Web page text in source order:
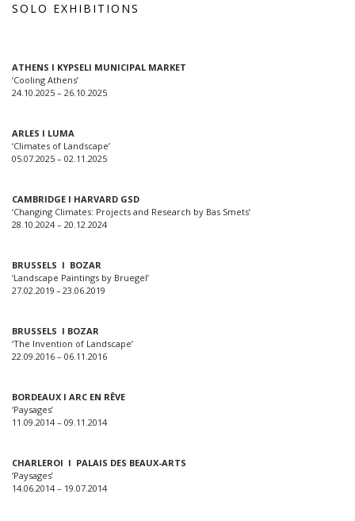
SOLO EXHIBITIONS
ATHENS I KYPSELI MUNICIPAL MARKET
‘Cooling Athens’
24.10.2025 – 26.10.2025
ARLES I LUMA
‘Climates of Landscape’
05.07.2025 – 02.11.2025
CAMBRIDGE I HARVARD GSD
‘Changing Climates: Projects and Research by Bas Smets’
28.10.2024 – 20.12.2024
BRUSSELS I BOZAR
‘Landscape Paintings by Bruegel’
27.02.2019 – 23.06.2019
BRUSSELS I BOZAR
‘The Invention of Landscape’
22.09.2016 – 06.11.2016
BORDEAUX I ARC EN RÊVE
‘Paysages’
11.09.2014 – 09.11.2014
CHARLEROI I PALAIS DES BEAUX-ARTS
‘Paysages’
14.06.2014 – 19.07.2014